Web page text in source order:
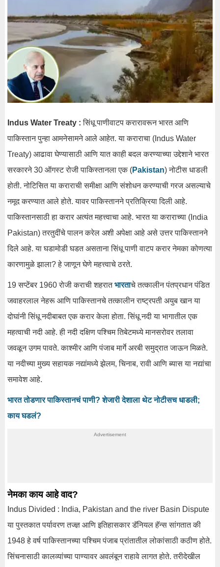
Indus Water Treaty : सिंधू पाणीवाटप करारावरून भारत आणि
पाकिस्तान पुन्हा आमनेसामने आले आहेत. या कराराचा (Indus Water
Treaty) आढावा घेण्यासाठी आणि यात काही बदल करण्याच्या उद्देशाने भारत
सरकारने 30 ऑगस्ट रोजी पाकिस्तानला एक (Pakistan) नोटीस धाडली
होती. नोटिसित या कराराची समीक्षा आणि संशोधन करण्याची गरज असल्याचे
नमूद करण्यात आले होते. यावर पाकिस्तानने प्रतिक्रिया दिली आहे.
पाकिस्तानसाठी हा करार अत्यंत महत्त्वाचा आहे. भारत या कराराच्या (India
Pakistan) तरतुदींचे पालन करेल अशी अपेक्षा आहे असे उत्तर पाकिस्तानने
दिले आहे. या घडामोडी घडत असताना सिंधू पाणी वाटप करार नेमका कोणत्या
कारणामुळे झाला? हे जाणून घेणे महत्त्वाचे ठरते.
19 सप्टेंबर 1960 रोजी कराची शहरातभारताचे तत्कालीन पंतप्रधान पंडित
जवाहरलाल नेहरू आणि पाकिस्तानचे तत्कालीन राष्ट्रपती अयुब खान या
दोघांनी सिंधू नदीबाबत एक करार केला होता. सिंधू नदी या भागातील एक
महत्वाची नदी आहे. ही नदी दक्षिण पश्चिम तिबेटमध्ये मानसरोवर तलावा
जवळून उगम पावते. काश्मीर आणि पंजाब मार्गे अरबी समुद्रात जाऊन मिळते.
या नदीच्या मुख्य सहायक नद्यांमध्ये झेलम, चिनाब, रावी आणि ब्यास या नद्यांचा
समावेश आहे.
भारत तोडणार पाकिस्तानचं पाणी? शेजारी देशाला थेट नोटीसच धाडली;
काय घडलं?
नेमका काय आहे वाद?
Indus Divided : India, Pakistan and the river Basin Dispute
या पुस्तकात पर्यावरण तज्ज्ञ आणि इतिहासकार डॅनियल हॅन्स सांगतात की
1948 हे वर्ष पाकिस्तानच्या पश्चिम पंजाब प्रांतातील लोकांसाठी कठीण होते.
सिंचनासाठी कालव्यांच्या पाण्यावर अवलंबून राहावे लागत होते. तरीदेखील